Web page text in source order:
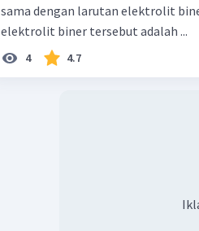
sama dengan larutan elektrolit
elektrolit biner tersebut adalah ...
4 4.7